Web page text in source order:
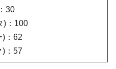
30
)：100
)：62
)：57